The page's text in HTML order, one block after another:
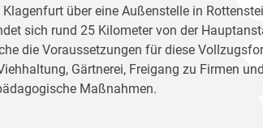
über eine Außenstelle in
sich rund 25 Kilometer von der
die Voraussetzungen für diese
Gärtnerei, Freigang zu Firmen
Maßnahmen.